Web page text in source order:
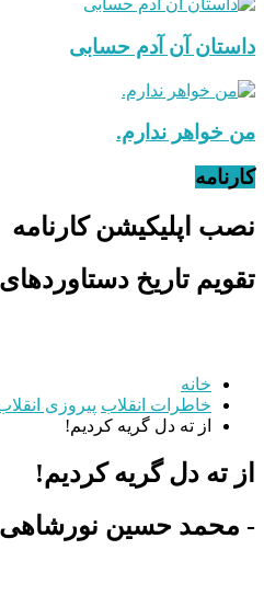
داستان آن آدم حسابی
من خواهر ندارم.
کارنامه
نصب اپلیکیشن کارنامه
تقویم تاریخ
خانه
خاطرات انقلاب پیروزی
از ته دل گریه کردیم!
از ته دل گریه کردیم!
- محمد حسین نورشاهی